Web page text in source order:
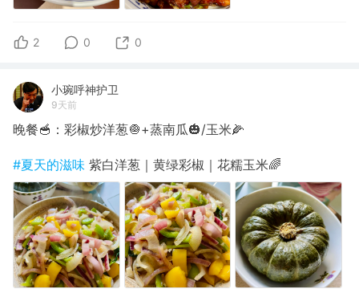
2 0 0
小琬呼神护卫
9天前
晚餐🥣：彩椒炒洋葱🧅+蒸南瓜🎃/玉米🌽
#夏天的滋味 紫白洋葱｜黄绿彩椒｜花糯玉米🌈